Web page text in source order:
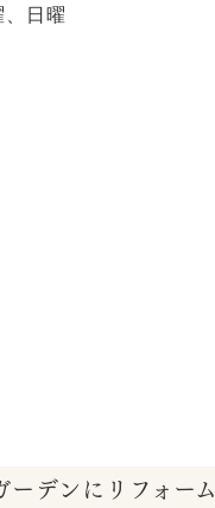
日曜
デンにリフォーム